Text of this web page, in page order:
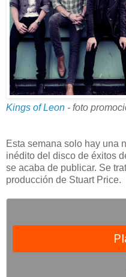
Kings of Leon - foto
Esta semana solo hay una
inédito del disco de éxitos
se acaba de publicar. Se
producción de Stuart Price.